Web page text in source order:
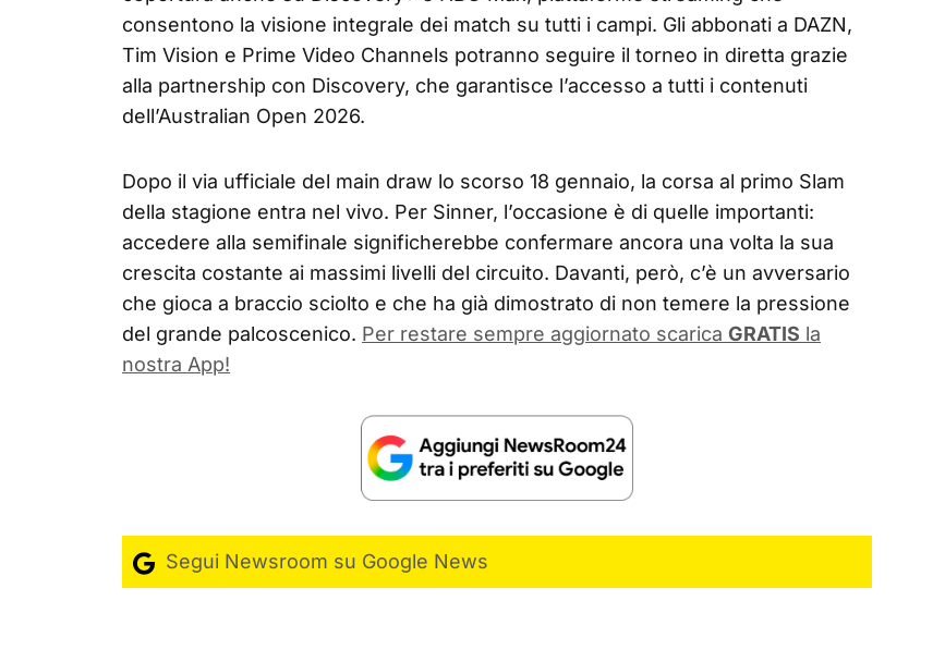
consentono la visione integrale dei match su tutti i campi. Gli abbonati a DAZN,
Tim Vision e Prime Video Channels potranno seguire il torneo in diretta grazie
alla partnership con Discovery, che garantisce l’accesso a tutti i contenuti
dell’Australian Open 2026.
Dopo il via ufficiale del main draw lo scorso 18 gennaio, la corsa al primo Slam
della stagione entra nel vivo. Per Sinner, l’occasione è di quelle importanti:
accedere alla semifinale significherebbe confermare ancora una volta la sua
crescita costante ai massimi livelli del circuito. Davanti, però, c’è un avversario
che gioca a braccio sciolto e che ha già dimostrato di non temere la pressione
del grande palcoscenico. Per restare sempre aggiornato scarica GRATIS la
nostra App!
Segui Newsroom su Google News